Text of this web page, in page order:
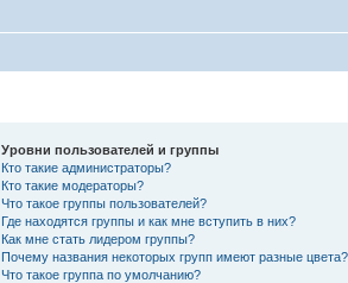
Уровни пользователей и группы
Кто такие администраторы?
Кто такие модераторы?
Что такое группы пользователей?
Где находятся группы и как мне вступить в них?
Как мне стать лидером группы?
Почему названия некоторых групп имеют разные цвета?
Что такое группа по умолчанию?